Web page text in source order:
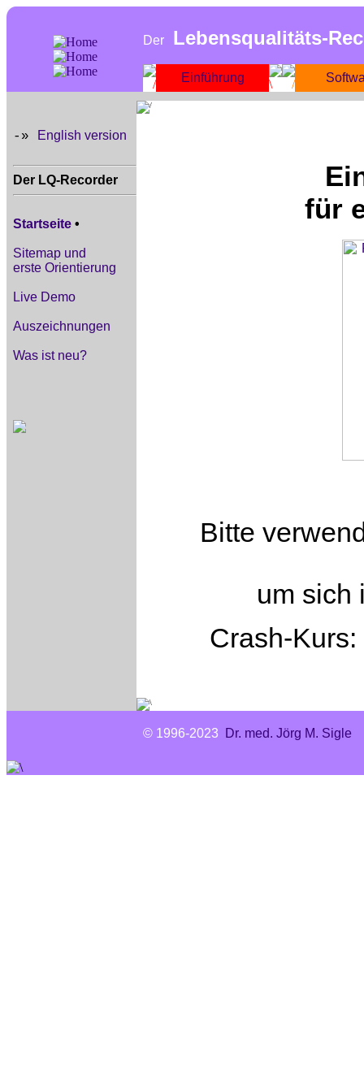
Der Lebensqualitäts-
Einführung
-» English version
Der LQ-Recorder
Startseite •
Sitemap und
erste Orientierung
Live Demo
Auszeichnungen
Was ist neu?
für
Bitte
um sich
Crash-Kurs:
© 1996-2023 Dr. med. Jörg M. Sigle